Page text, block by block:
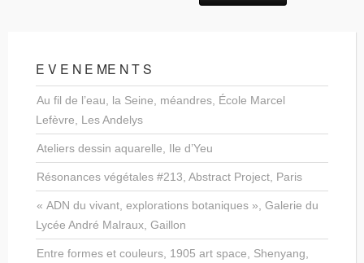
E V E N E ME N T S
Au fil de l’eau, la Seine, méandres, École Marcel
Lefèvre, Les Andelys
Ateliers dessin aquarelle, Ile d’Yeu
Résonances végétales #213, Abstract Project, Paris
« ADN du vivant, explorations botaniques », Galerie du
Lycée André Malraux, Gaillon
Entre formes et couleurs, 1905 art space, Shenyang,